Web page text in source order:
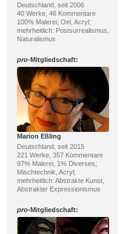
Deutschland, seit 2006
40 Werke, 46 Kommentare
100% Malerei; Oel, Acryl;
mehrheitlich: Postsurrealismus,
Naturalismus
pro-Mitgliedschaft:
Marion Eßling
Deutschland, seit 2015
221 Werke, 357 Kommentare
97% Malerei, 1% Diverses;
Mischtechnik, Acryl;
mehrheitlich: Abstrakte Kunst,
Abstrakter Expressionismus
pro-Mitgliedschaft: